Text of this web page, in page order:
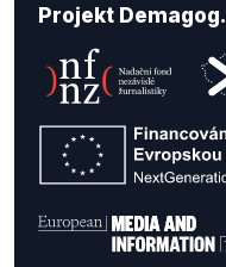
Projekt